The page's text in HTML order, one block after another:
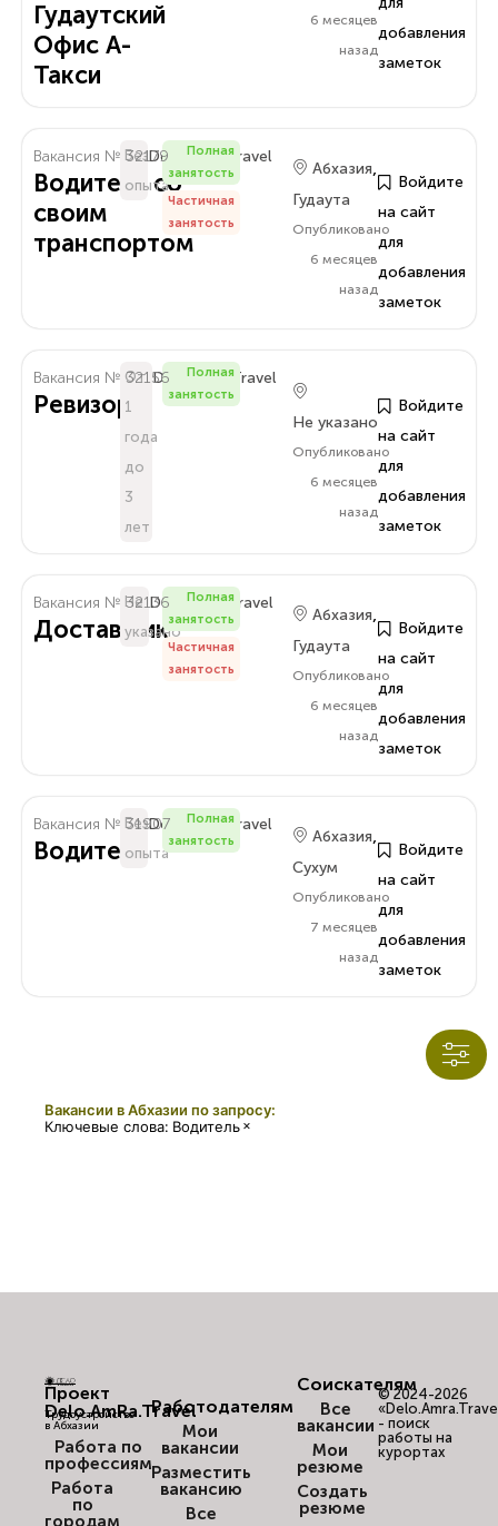
Гудаутский
Офис А-
Такси
6 месяцев
назад
добавления
заметок
Вакансия № 32179
Водитель со
своим
транспортом
Без
опыта
Delo.Amra.Travel
Полная
занятость
Частичная
занятость
Абхазия,
Гудаута
Опубликовано
6 месяцев
назад
Войдите
на сайт
для
добавления
заметок
Вакансия № 32156
Ревизор
От
1
года
до
3
лет
Delo.Amra.Travel
Полная
занятость
Не указано
Опубликовано
6 месяцев
назад
Войдите
на сайт
для
добавления
заметок
Вакансия № 32136
Доставщик
Не
указано
Delo.Amra.Travel
Полная
занятость
Частичная
занятость
Абхазия,
Гудаута
Опубликовано
6 месяцев
назад
Войдите
на сайт
для
добавления
заметок
Вакансия № 31907
Водитель
Без
опыта
Delo.Amra.Travel
Полная
занятость
Абхазия,
Сухум
Опубликовано
7 месяцев
назад
Войдите
на сайт
для
добавления
заметок
Вакансии в Абхазии по запросу:
Ключевые слова: Водитель ×
Проект
Delo.AmRa.Travel
Трудоустройство
в Абхазии
Работа по
профессиям
Работа
по
городам
Работодателям
Мои
вакансии
Разместить
вакансию
Все
Соискателям
Все
вакансии
Мои
резюме
Создать
резюме
© 2024-2026
- поиск
работы на
курортах